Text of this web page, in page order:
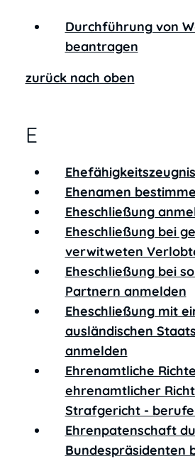
Durchführung von
beantragen
zurück nach oben
E
Ehenamen
Eheschließung
Eheschließung bei
verwitweten
Eheschließung bei
Partnern anmelden
Eheschließung mit
ausländischen
anmelden
Ehrenamtliche
ehrenamtlicher
Strafgericht -
Ehrenpatenschaft
Bundespräsidenten